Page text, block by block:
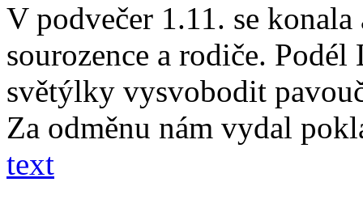
V podvečer 1.11. se
sourozence a rodiče.
světýlky vysvobodit
Za odměnu nám vydal
text